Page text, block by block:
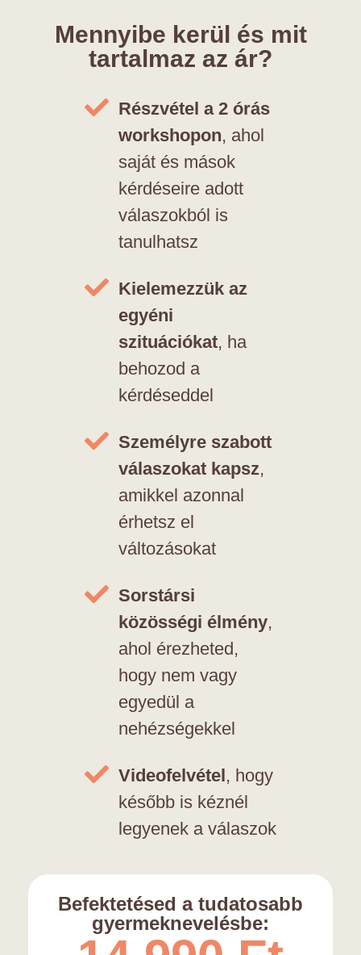
Befektetésed a tudatosabb
gyermeknevelésbe:
Részvétel a 2 órás
workshopon, ahol
saját és mások
kérdéseire adott
válaszokból is
tanulhatsz
Kielemezzük az
egyéni
szituációkat, ha
behozod a
kérdéseddel
Személyre szabott
válaszokat kapsz,
amikkel azonnal
érhetsz el
változásokat
Sorstársi
közösségi élmény,
ahol érezheted,
hogy nem vagy
egyedül a
nehézségekkel
Videofelvétel , hogy
később is kéznél
legyenek a válaszok
Mennyibe kerül és mit
tartalmaz az ár?